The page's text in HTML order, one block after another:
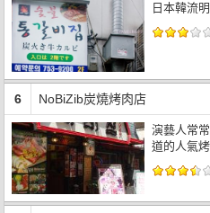
日本韓流
6 NoBiZib炭燒烤肉店
演藝人常
道的人氣